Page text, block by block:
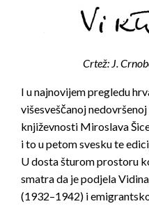
Crtež: J.
I u najnovijem pregledu
višesveščanoj nedovršenoj
književnosti Miroslava
i to u petom svesku te
U dosta šturom prostoru
smatra da je podjela
(1932–1942) i